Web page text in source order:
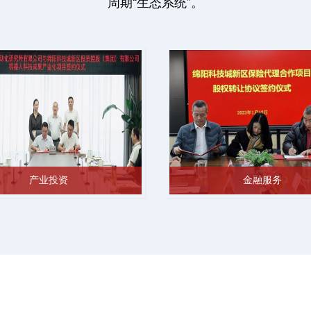
产业投资 金融服务